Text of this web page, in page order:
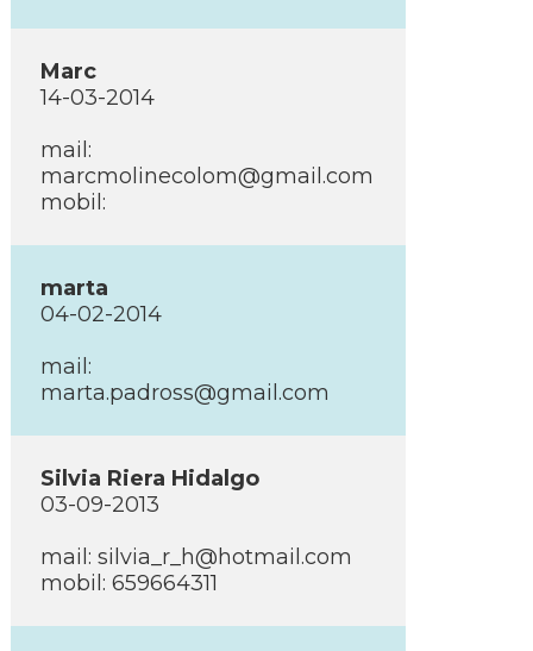
Marc
14-03-2014
mail:
marcmolinecolom@gmail.com
mobil:
marta
04-02-2014
mail:
marta.padross@gmail.com
Silvia Riera Hidalgo
03-09-2013
mail: silvia_r_h@hotmail.com
mobil: 659664311